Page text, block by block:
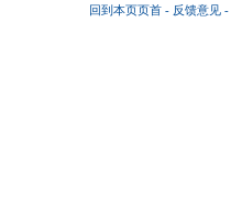
回到本页页首 - 反馈意见 -